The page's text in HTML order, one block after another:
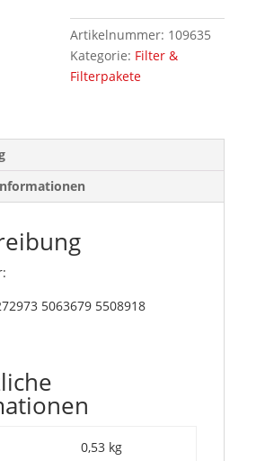
Artikelnummer: 109635
Kategorie: Filter &
Filterpakete
5063679 5508918
0,53 kg